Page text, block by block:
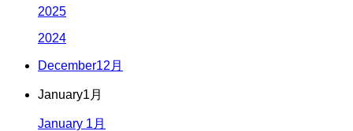
2025
2024
December12月
January1月
January 1月